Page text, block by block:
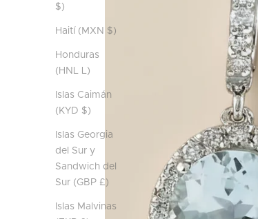
$)
Haití (MXN $)
Honduras
(HNL L)
Islas Caimán
(KYD $)
Islas Georgia
del Sur y
Sandwich del
Sur (GBP £)
Islas Malvinas